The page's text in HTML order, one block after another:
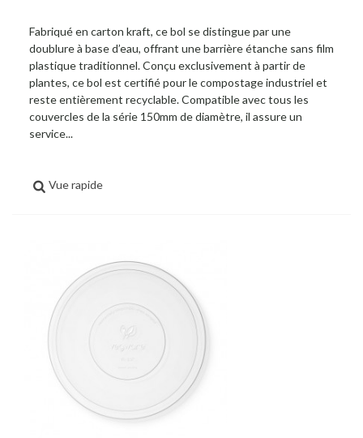
Fabriqué en carton kraft, ce bol se distingue par une
doublure à base d’eau, offrant une barrière étanche sans film
plastique traditionnel. Conçu exclusivement à partir de
plantes, ce bol est certifié pour le compostage industriel et
reste entièrement recyclable. Compatible avec tous les
couvercles de la série 150mm de diamètre, il assure un
service...
Vue rapide